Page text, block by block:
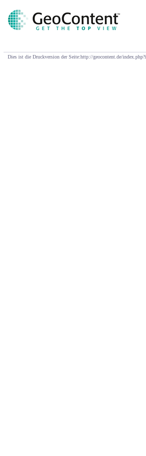
Dies ist die Druckversion der Seite:http://geocontent.de/